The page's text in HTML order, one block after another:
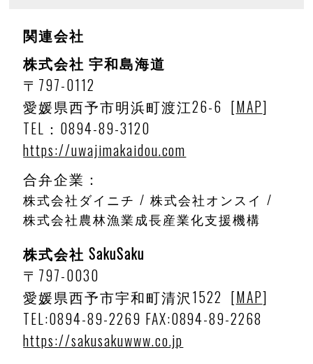
関連会社
株式会社 宇和島海道
〒797-0112
愛媛県西予市明浜町渡江26-6 [MAP]
TEL：0894-89-3120
https://uwajimakaidou.com
合弁企業：
株式会社ダイニチ
株式会社オンスイ
株式会社農林漁業成長産業化支援機構
株式会社 SakuSaku
〒797-0030
愛媛県西予市宇和町清沢1522 [MAP]
TEL:0894-89-2269 FAX:0894-89-2268
https://sakusakuwww.co.jp